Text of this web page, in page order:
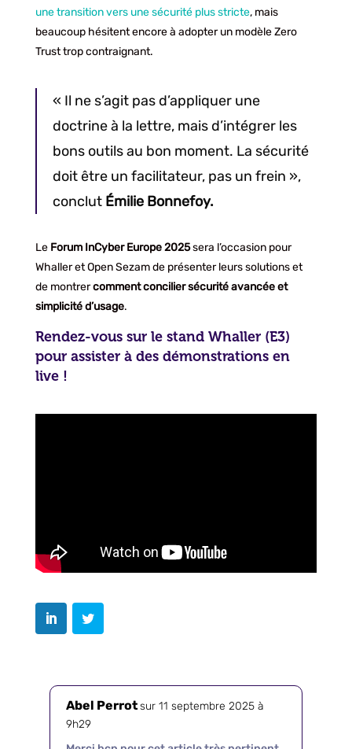
une transition vers une sécurité plus stricte, mais
beaucoup hésitent encore à adopter un modèle Zero
Trust trop contraignant.
« Il ne s’agit pas d’appliquer une
doctrine à la lettre, mais d’intégrer les
bons outils au bon moment. La sécurité
doit être un facilitateur, pas un frein »,
conclut Émilie Bonnefoy.
Le Forum InCyber Europe 2025sera l’occasion pour
Whaller et Open Sezam de présenter leurs solutions et
de montrercomment concilier sécurité avancée et
simplicité d’usage.
Rendez-vous sur le stand Whaller (E3)
pour assister à des démonstrations en
live !
Abel Perrotsur 11 septembre 2025 à
9h29